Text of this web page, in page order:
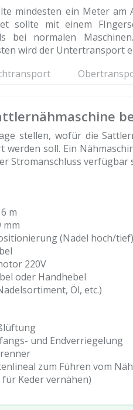
mindesten ein Meter
sollte mit einem
bei normalen
wird der Untertransport
stellen, wofür die
werden soll. Ein
Stromanschluss verfügbar
m
mm
(Nadel hoch/tief)
220V
oder Handhebel
Öl, etc.)
und Endverriegelung
zum Führen vom
Keder vernähen)